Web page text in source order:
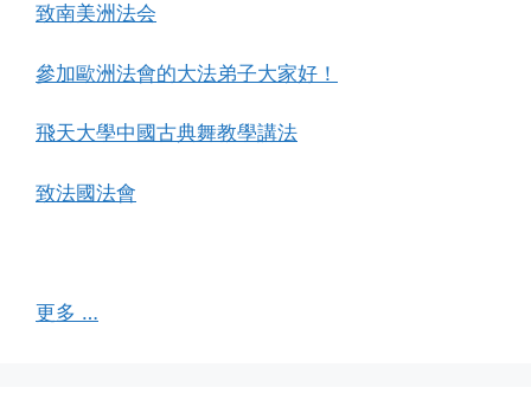
致南美洲法会
參加歐洲法會的大法弟子大家好！
飛天大學中國古典舞教學講法
致法國法會
更多 …